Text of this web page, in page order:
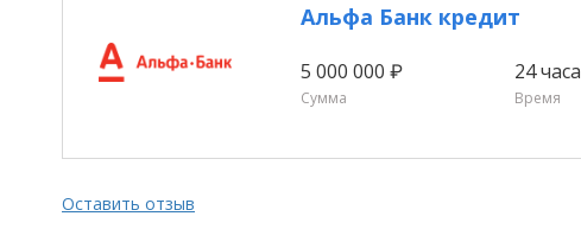
Альфа Банк кредит
5 000 000 ₽
Сумма
24 часа
Время
Оставить отзыв